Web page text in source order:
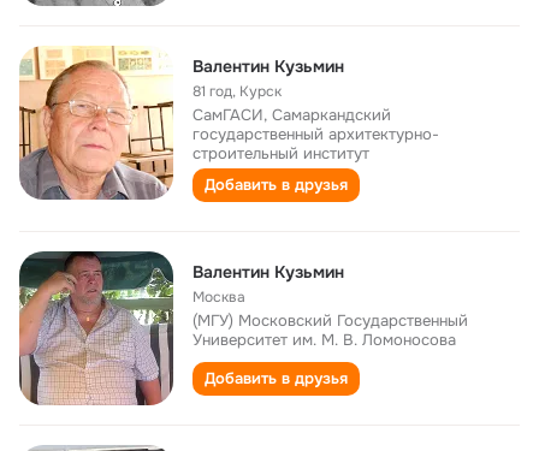
Валентин Кузьмин
81 год, Курск
СамГАСИ, Самаркандский
государственный архитектурно-
строительный институт
Добавить в друзья
Валентин Кузьмин
Москва
(МГУ) Московский Государственный
Университет им. М. В. Ломоносова
Добавить в друзья